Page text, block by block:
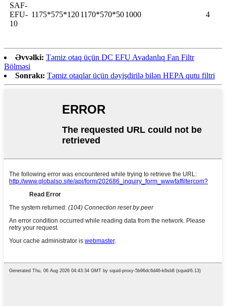
SAF-
EFU-
10
1175*575*1201170*570*501000 4
Əvvəlki: Təmiz otaq üçün DC EFU Avadanlıq Fan Filtr
Bölməsi
Sonrakı: Təmiz otaqlar üçün dəyişdirilə bilən HEPA qutu filtri